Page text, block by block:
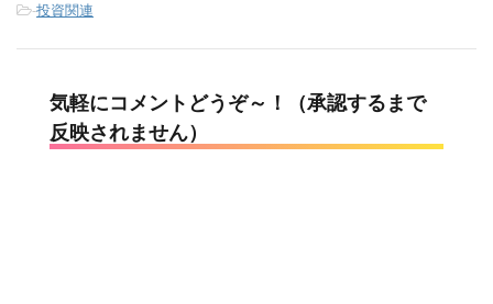
-投資関連
気軽にコメントどうぞ～！（承認するまで
反映されません）